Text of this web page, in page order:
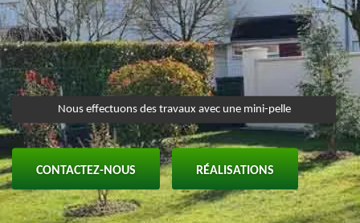
Nous effectuons des travaux avec une mini-pelle
CONTACTEZ-NOUS RÉALISATIONS